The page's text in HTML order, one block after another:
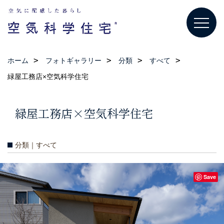
ホーム フォトギャラリー 分類
すべて
緑屋工務店×空気科学住宅
緑屋工務店×空気科学住宅
分類｜すべて
Save